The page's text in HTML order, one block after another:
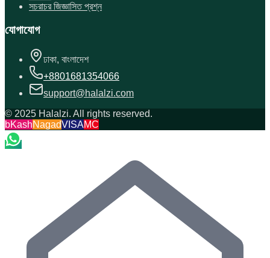
সচরাচর জিজ্ঞাসিত প্রশ্ন
যোগাযোগ
ঢাকা, বাংলাদেশ
+8801681354066
support@halalzi.com
© 2025 Halalzi. All rights reserved.
bKashNagadVISAMC